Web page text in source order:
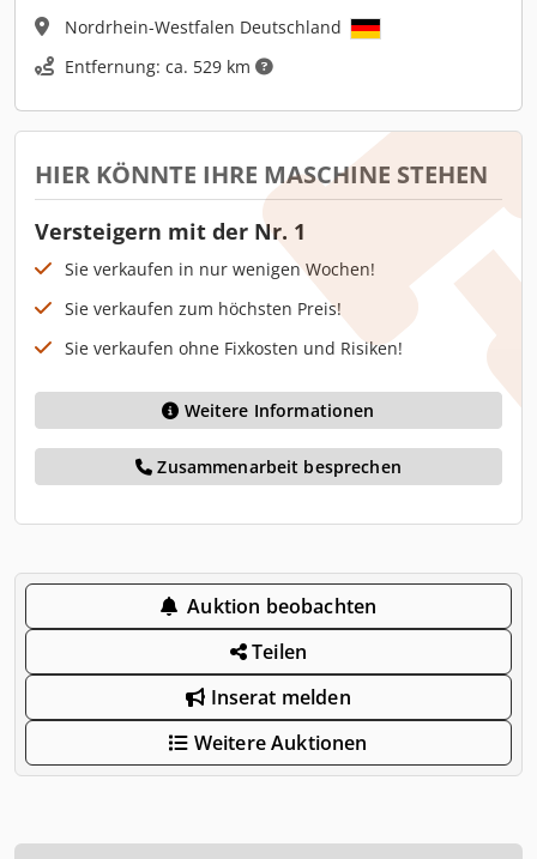
Nordrhein-Westfalen Deutschland
Entfernung: ca. 529 km
HIER KÖNNTE IHRE MASCHINE STEHEN
Versteigern mit der Nr. 1
Sie verkaufen in nur wenigen Wochen!
Sie verkaufen zum höchsten Preis!
Sie verkaufen ohne Fixkosten und Risiken!
Weitere Informationen
Zusammenarbeit besprechen
Auktion beobachten
Teilen
Inserat melden
Weitere Auktionen